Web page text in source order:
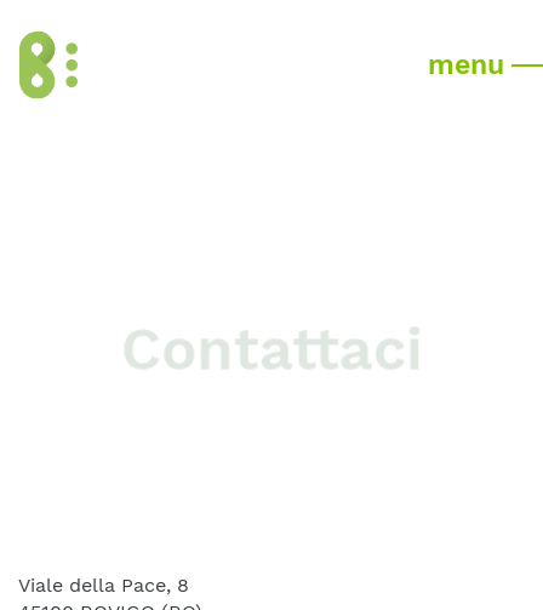
menu
Contattaci
Viale della Pace, 8